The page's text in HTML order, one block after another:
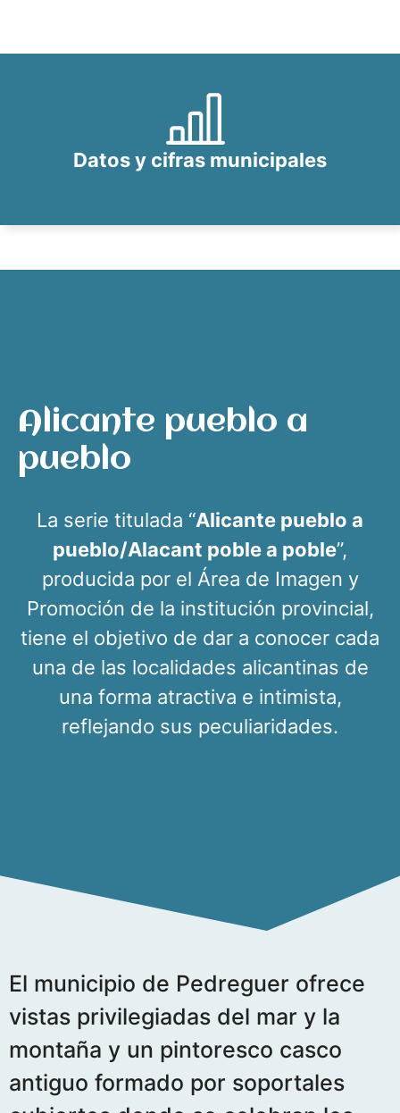
Datos y cifras municipales
Alicante pueblo a
pueblo
La serie titulada “Alicante pueblo a
pueblo/Alacant poble a poble”,
producida por el Área de Imagen y
Promoción de la institución provincial,
tiene el objetivo de dar a conocer cada
una de las localidades alicantinas de
una forma atractiva e intimista,
reflejando sus peculiaridades.
El municipio de Pedreguer ofrece
vistas privilegiadas del mar y la
montaña y un pintoresco casco
antiguo formado por soportales